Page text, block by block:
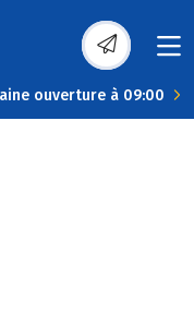
ouverture à 09:00